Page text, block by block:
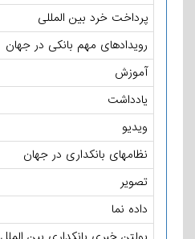
پرداخت خرد بین المللی
رویدادهای مهم بانکی در جهان
آموزش
یادداشت
ویدیو
نظامهای بانکداری در جهان
تصویر
داده نما